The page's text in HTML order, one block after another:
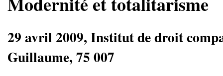
29 avril 2009, Institut de droit
Guillaume, 75 007